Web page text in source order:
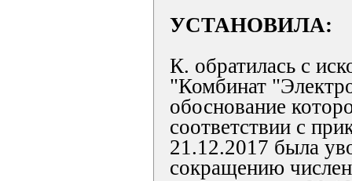
УСТАНОВИЛА:
К. обратилась с
"Комбинат
обоснование
соответствии с
21.12.2017 была
сокращению